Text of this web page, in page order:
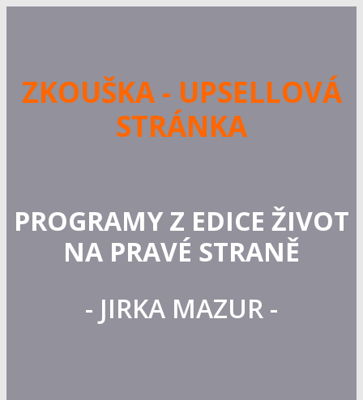
ZKOUŠKA - UPSELLOVÁ
STRÁNKA
PROGRAMY Z EDICE ŽIVOT
NA PRAVÉ STRANĚ
- JIRKA MAZUR -